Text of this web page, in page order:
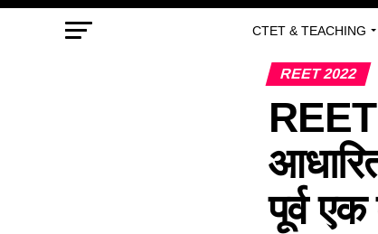
CTET & TEACHING
REET 2022
पूर्व